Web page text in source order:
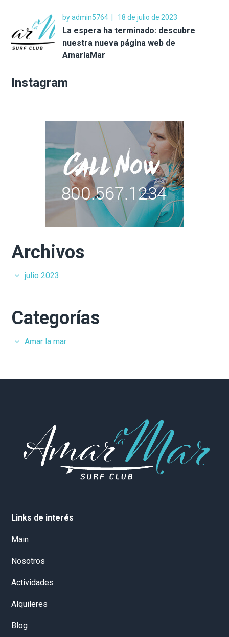
byadmin5764 18 de julio de 2023
La espera ha terminado: descubre
nuestra nueva página web de
AmarlaMar
Instagram
Archivos
julio 2023
Categorías
Amar la mar
Links de interés
Main
Nosotros
Actividades
Alquileres
Blog